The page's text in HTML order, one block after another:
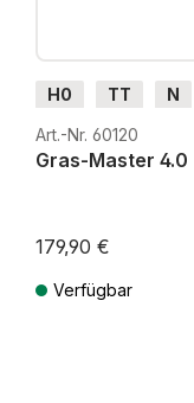
H0 TT N
Art.-Nr. 60120
Gras-Master 4.0
179,90 €
Verfügbar